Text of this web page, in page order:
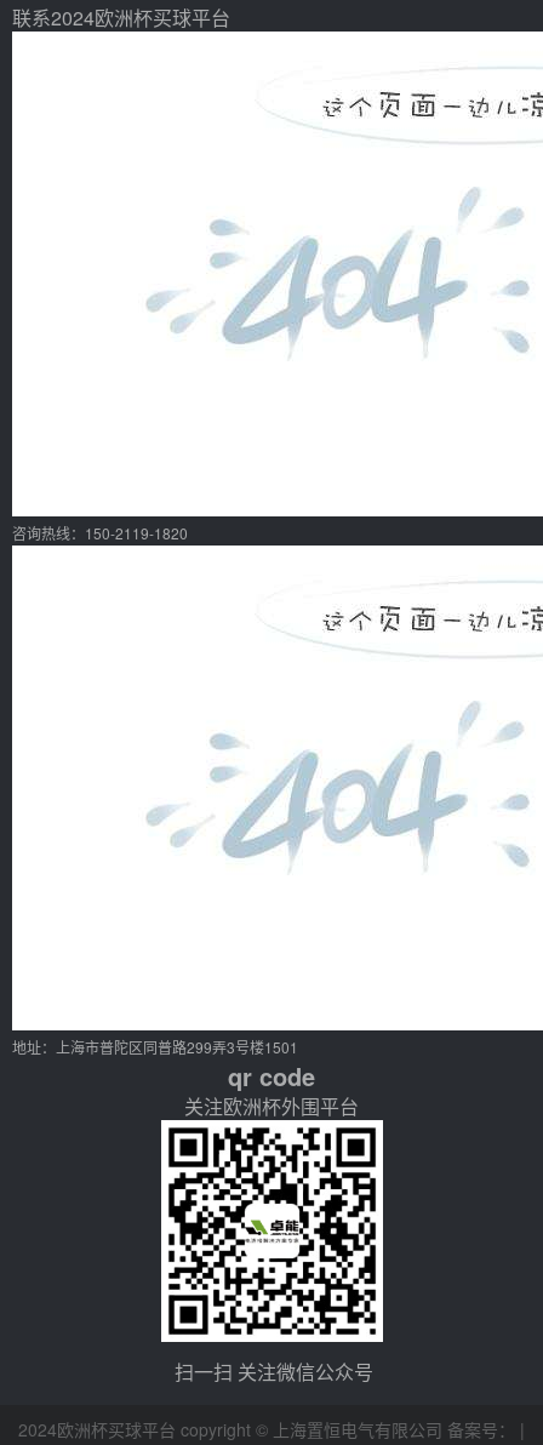
联系2024欧洲杯买球平台
咨询热线：150-2119-1820
地址：上海市普陀区同普路299弄3号楼1501
qr code
关注欧洲杯外围平台
扫一扫 关注微信公众号
2024欧洲杯买球平台 copyright © 上海置恒电气有限公司 备案号： |